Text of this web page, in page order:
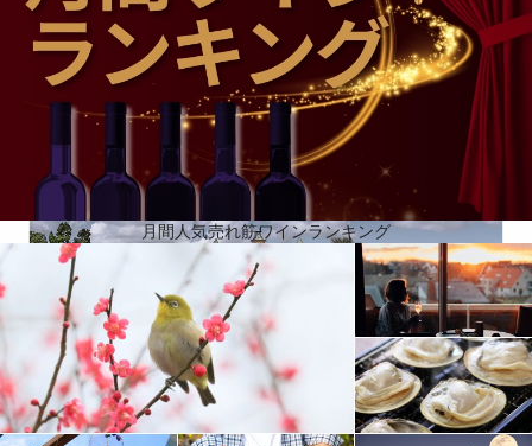
ン・クリュの第2級に格付けされるのを見ることはありませんでした。1889年にオスタン家がドメ
ーヌを取得し、1917年にボルドーワイン業界の重鎮であるフェルナン・ジネステに売却しました。
ジネステの子孫は2000年にミシェル・レビエ氏にドメーヌを売却。新しいオーナーの後押しを受け
て2008年、東急文化村の設計などで知られる建築家ジャン・ミッシェル・ヴィルモットの設計によ
る新しいセラーと醸造室が完成しました。
月間人気売れ筋ワインランキング